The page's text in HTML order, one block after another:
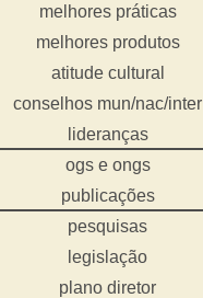
melhores práticas
melhores produtos
atitude cultural
conselhos mun/nac/inter
lideranças
ogs e ongs
publicações
pesquisas
legislação
plano diretor